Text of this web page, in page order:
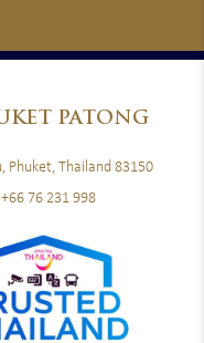
PATONG
Phuket, Thailand 83150
+66 76 231 998